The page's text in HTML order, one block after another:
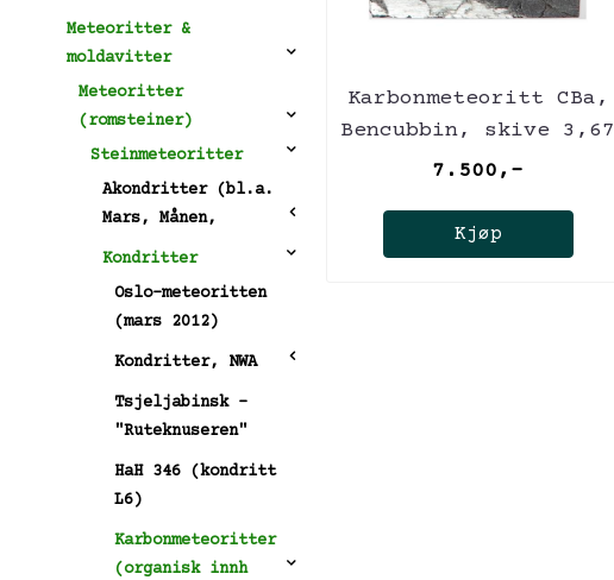
Meteoritter &
moldavitter
Meteoritter
(romsteiner)
Steinmeteoritter
Akondritter (bl.a.
Mars, Månen,
Kondritter
Oslo-meteoritten
(mars 2012)
Kondritter, NWA
Tsjeljabinsk -
"Ruteknuseren"
HaH 346 (kondritt
L6)
Karbonmeteoritter
(organisk innh
Karbonmeteoritt CBa,
Bencubbin, skive 3,67
gram
7.500,-
Kjøp